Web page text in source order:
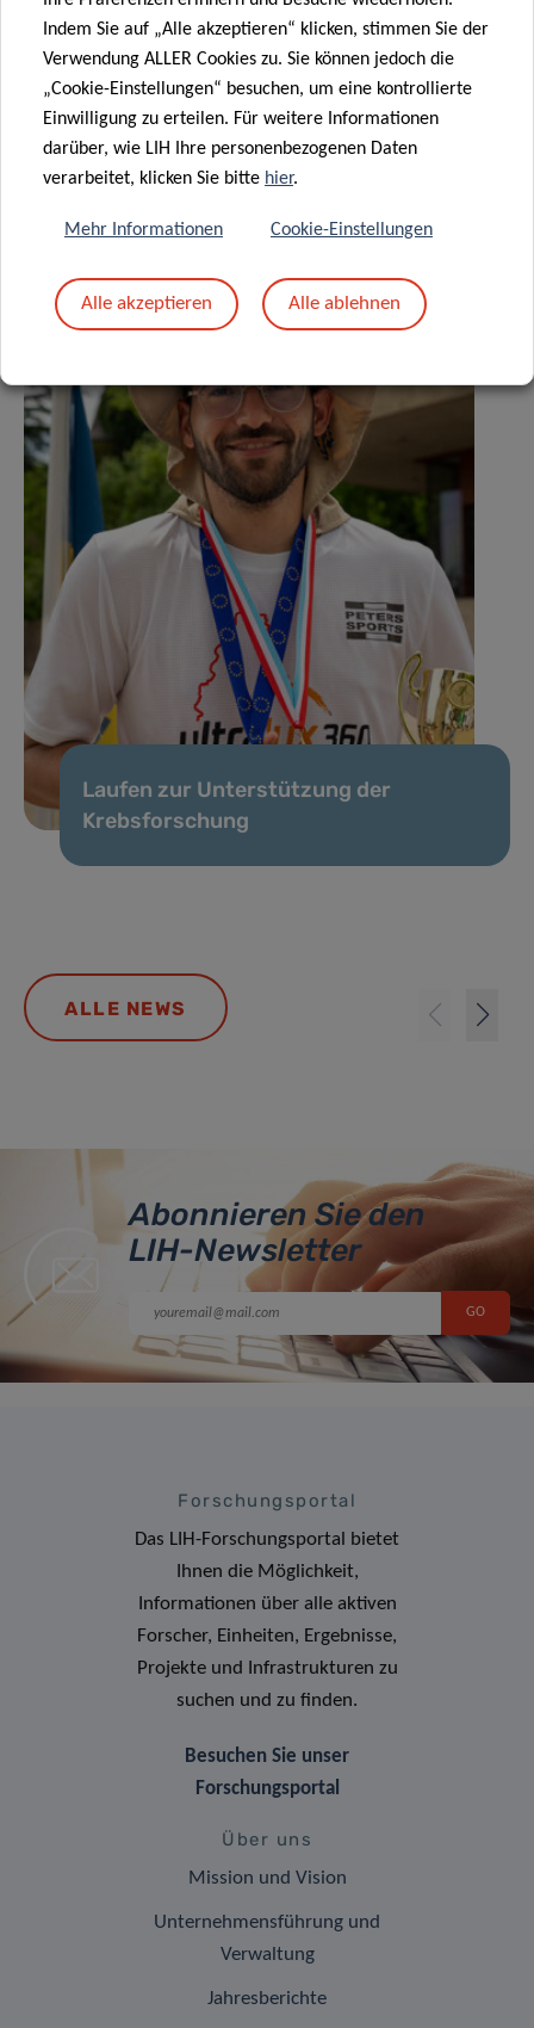
Teilen auf
Ähnliche News
Laufen zur Unterstützung der
Krebsforschung
ALLE NEWS
Abonnieren Sie den
LIH-Newsletter
Forschungsportal
Das LIH-Forschungsportal bietet
Ihnen die Möglichkeit,
Informationen über alle aktiven
Forscher, Einheiten, Ergebnisse,
Projekte und Infrastrukturen zu
suchen und zu finden.
Besuchen Sie unser
Forschungsportal
Über uns
Mission und Vision
Unternehmensführung und
Verwaltung
Jahresberichte
Indem Sie auf „Alle akzeptieren“ klicken, stimmen Sie der
Verwendung ALLER Cookies zu. Sie können jedoch die
„Cookie-Einstellungen“ besuchen, um eine kontrollierte
Einwilligung zu erteilen. Für weitere Informationen
darüber, wie LIH Ihre personenbezogenen Daten
verarbeitet, klicken Sie bitte hier.
Mehr Informationen Cookie-Einstellungen
Alle akzeptieren Alle ablehnen